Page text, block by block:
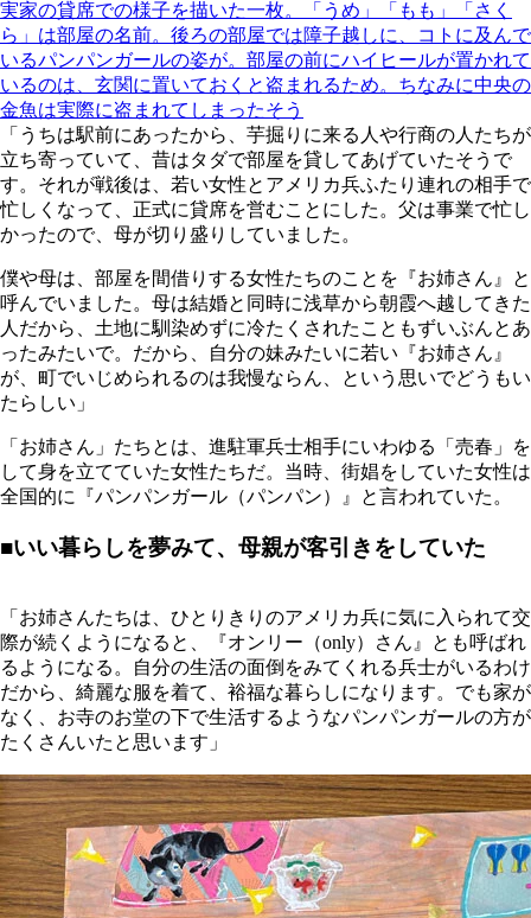
実家の貸席での様子を描いた一枚。「うめ」「もも」「さく
ら」は部屋の名前。後ろの部屋では障子越しに、コトに及んで
いるパンパンガールの姿が。部屋の前にハイヒールが置かれて
いるのは、玄関に置いておくと盗まれるため。ちなみに中央の
金魚は実際に盗まれてしまったそう
「うちは駅前にあったから、芋掘りに来る人や行商の人たちが
立ち寄っていて、昔はタダで部屋を貸してあげていたそうで
す。それが戦後は、若い女性とアメリカ兵ふたり連れの相手で
忙しくなって、正式に貸席を営むことにした。父は事業で忙し
かったので、母が切り盛りしていました。
僕や母は、部屋を間借りする女性たちのことを『お姉さん』と
呼んでいました。母は結婚と同時に浅草から朝霞へ越してきた
人だから、土地に馴染めずに冷たくされたこともずいぶんとあ
ったみたいで。だから、自分の妹みたいに若い『お姉さん』
が、町でいじめられるのは我慢ならん、という思いでどうもい
たらしい」
「お姉さん」たちとは、進駐軍兵士相手にいわゆる「売春」を
して身を立てていた女性たちだ。当時、街娼をしていた女性は
全国的に『パンパンガール（パンパン）』と言われていた。
■いい暮らしを夢みて、母親が客引きをしていた
「お姉さんたちは、ひとりきりのアメリカ兵に気に入られて交
際が続くようになると、『オンリー（only）さん』とも呼ばれ
るようになる。自分の生活の面倒をみてくれる兵士がいるわけ
だから、綺麗な服を着て、裕福な暮らしになります。でも家が
なく、お寺のお堂の下で生活するようなパンパンガールの方が
たくさんいたと思います」